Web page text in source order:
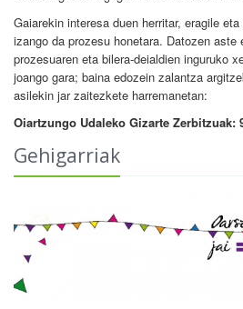
Gaiarekin interesa duen herritar, eragile
izango da prozesu honetara. Datozen aste
prozesuaren eta bilera-deialdien inguruko
joango gara; baina edozein zalantza
asilekin jar zaitezkete harremanetan:
Oiartzungo Udaleko Gizarte Zerbitzuak:
Gehigarriak